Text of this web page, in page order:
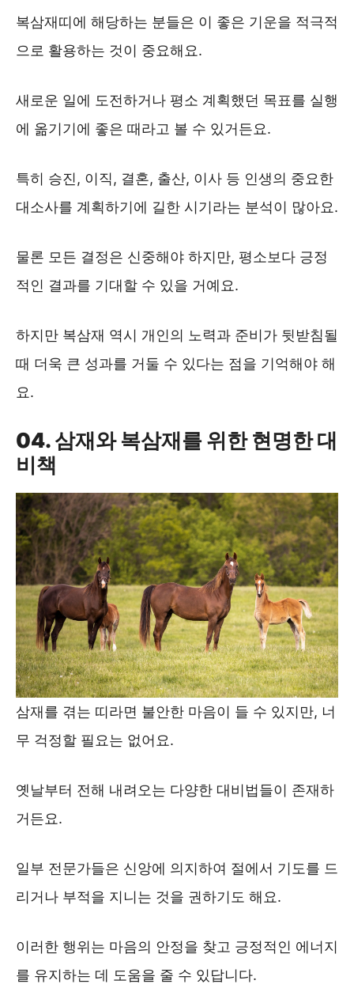
복삼재띠에 해당하는 분들은 이 좋은 기운을 적극적
으로 활용하는 것이 중요해요.
새로운 일에 도전하거나 평소 계획했던 목표를 실행
에 옮기기에 좋은 때라고 볼 수 있거든요.
특히 승진, 이직, 결혼, 출산, 이사 등 인생의 중요한
대소사를 계획하기에 길한 시기라는 분석이 많아요.
물론 모든 결정은 신중해야 하지만, 평소보다 긍정
적인 결과를 기대할 수 있을 거예요.
하지만 복삼재 역시 개인의 노력과 준비가 뒷받침될
때 더욱 큰 성과를 거둘 수 있다는 점을 기억해야 해
요.
04. 삼재와 복삼재를 위한 현명한 대
비책
삼재를 겪는 띠라면 불안한 마음이 들 수 있지만, 너
무 걱정할 필요는 없어요.
옛날부터 전해 내려오는 다양한 대비법들이 존재하
거든요.
일부 전문가들은 신앙에 의지하여 절에서 기도를 드
리거나 부적을 지니는 것을 권하기도 해요.
이러한 행위는 마음의 안정을 찾고 긍정적인 에너지
를 유지하는 데 도움을 줄 수 있답니다.